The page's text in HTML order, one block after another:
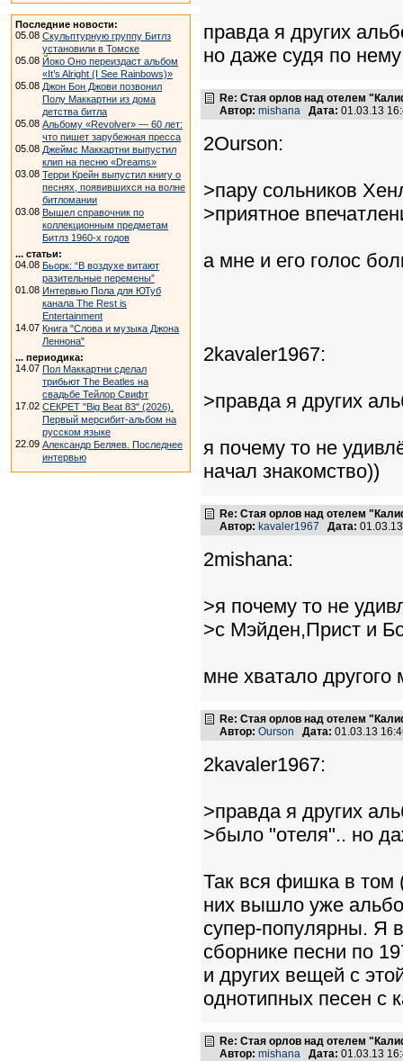
Последние новости:
05.08 Скульптурную группу Битлз
установили в Томске
05.08 Йоко Оно переиздаст альбом
«It’s Alright (I See Rainbows)»
05.08 Джон Бон Джови позвонил
Полу Маккартни из дома
детства битла
05.08 Альбому «Revolver» — 60 лет:
что пишет зарубежная пресса
05.08 Джеймс Маккартни выпустил
клип на песню «Dreams»
03.08 Терри Крейн выпустил книгу о
песнях, появившихся на волне
битломании
03.08 Вышел справочник по
коллекционным предметам
Битлз 1960-х годов
... статьи:
04.08 Бьорк: “В воздухе витают
разительные перемены”
01.08 Интервью Пола для ЮТуб
канала The Rest is
Entertainment
14.07 Книга "Слова и музыка Джона
Леннона"
... периодика:
14.07 Пол Маккартни сделал
трибьют The Beatles на
свадьбе Тейлор Свифт
17.02 СЕКРЕТ "Big Beat 83" (2026).
Первый мерсибит-альбом на
русском языке
22.09 Александр Беляев. Последнее
интервью
правда я других
но даже судя по
Re: Стая орлов над отелем
Автор: mishana Дата: 01.03.13
2Ourson:
>пару сольников
>приятное
а мне и его голос
2kavaler1967:
>правда я других
я почему то не
начал знакомство))
Re: Стая орлов над отелем
Автор: kavaler1967 Дата:
2mishana:
>я почему то не
>с Мэйден,Прист и
мне хватало
Re: Стая орлов над отелем
Автор: Ourson Дата: 01.03.13
2kavaler1967:
>правда я других
>было "отеля".. но
Так вся фишка в том
них вышло уже
супер-популярны. Я
сборнике песни по
и других вещей с
однотипных песен с
Re: Стая орлов над отелем
Автор: mishana Дата: 01.03.13